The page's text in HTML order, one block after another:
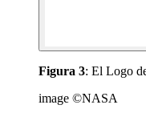
Figura 3: El Logo
image ©NASA